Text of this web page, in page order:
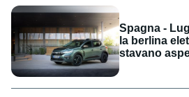
Spagna -
la berlina
stavano